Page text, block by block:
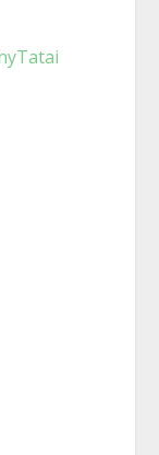
Tatai